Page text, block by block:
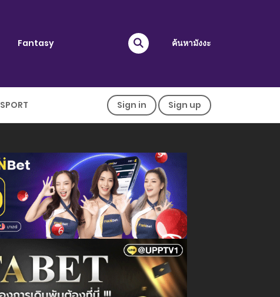
Fantasy ค้นหามังงะ
SPORT Sign in Sign up